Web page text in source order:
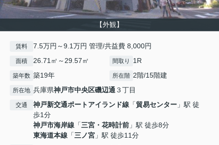
【外観】
賃料 7.5万円～9.1万円 管理/共益費 8,000円
面積 26.71㎡～29.57㎡ 間取り 1R
築年数 築19年 所在階 2階/15階建
所在地 兵庫県神戸市中央区磯辺通 ３丁目
交通 神戸新交通ポートアイランド線 「貿易センター 」駅 徒
歩1分
神戸市海岸線 「三宮・花時計前 」駅 徒歩8分
東海道本線 「三ノ宮 」駅 徒歩11分